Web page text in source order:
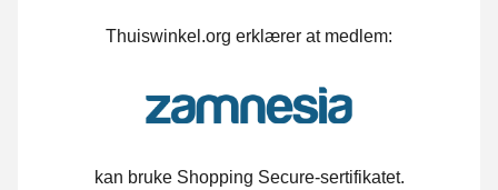
Thuiswinkel.org erklærer at medlem:
kan bruke Shopping Secure-sertifikatet.